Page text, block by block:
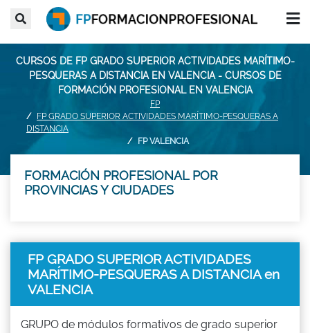
CURSOS DE FP GRADO SUPERIOR ACTIVIDADES MARÍTIMO-
PESQUERAS A DISTANCIA EN VALENCIA - CURSOS DE
FORMACIÓN PROFESIONAL EN VALENCIA
FP
FP GRADO SUPERIOR ACTIVIDADES MARÍTIMO-PESQUERAS A
DISTANCIA
FP VALENCIA
FORMACIÓN PROFESIONAL POR
PROVINCIAS Y CIUDADES
FP GRADO SUPERIOR ACTIVIDADES
MARÍTIMO-PESQUERAS A DISTANCIA en
VALENCIA
GRUPO de módulos formativos de grado superior